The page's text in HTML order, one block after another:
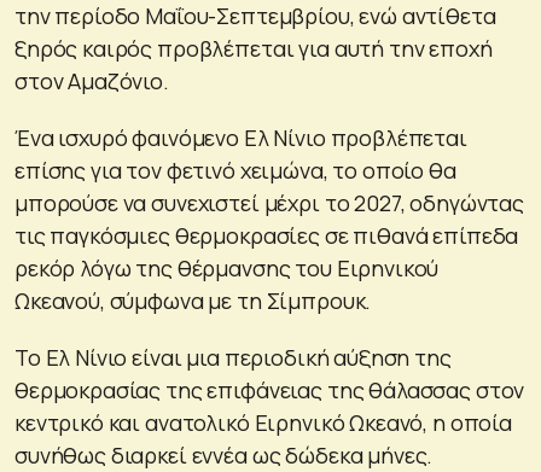
την περίοδο Μαΐου-Σεπτεμβρίου, ενώ αντίθετα
ξηρός καιρός προβλέπεται για αυτή την εποχή
στον Αμαζόνιο.
Ένα ισχυρό φαινόμενο Ελ Νίνιο προβλέπεται
επίσης για τον φετινό χειμώνα, το οποίο θα
μπορούσε να συνεχιστεί μέχρι το 2027, οδηγώντας
τις παγκόσμιες θερμοκρασίες σε πιθανά επίπεδα
ρεκόρ λόγω της θέρμανσης του Ειρηνικού
Ωκεανού, σύμφωνα με τη Σίμπρουκ.
Το Ελ Νίνιο είναι μια περιοδική αύξηση της
θερμοκρασίας της επιφάνειας της θάλασσας στον
κεντρικό και ανατολικό Ειρηνικό Ωκεανό, η οποία
συνήθως διαρκεί εννέα ως δώδεκα μήνες.